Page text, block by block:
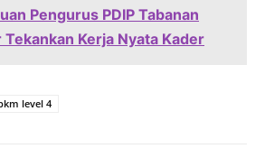
Pengurus PDIP Tabanan
Kerja Nyata Kader
level 4